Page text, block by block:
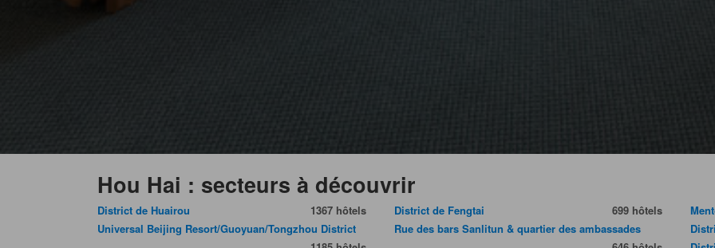
Hou Hai : secteurs à découvrir
District de Huairou
1367 hôtels
Universal Beijing Resort/Guoyuan/Tongzhou District
District de Fengtai
699 hôtels
Rue des bars Sanlitun & quartier des ambassades